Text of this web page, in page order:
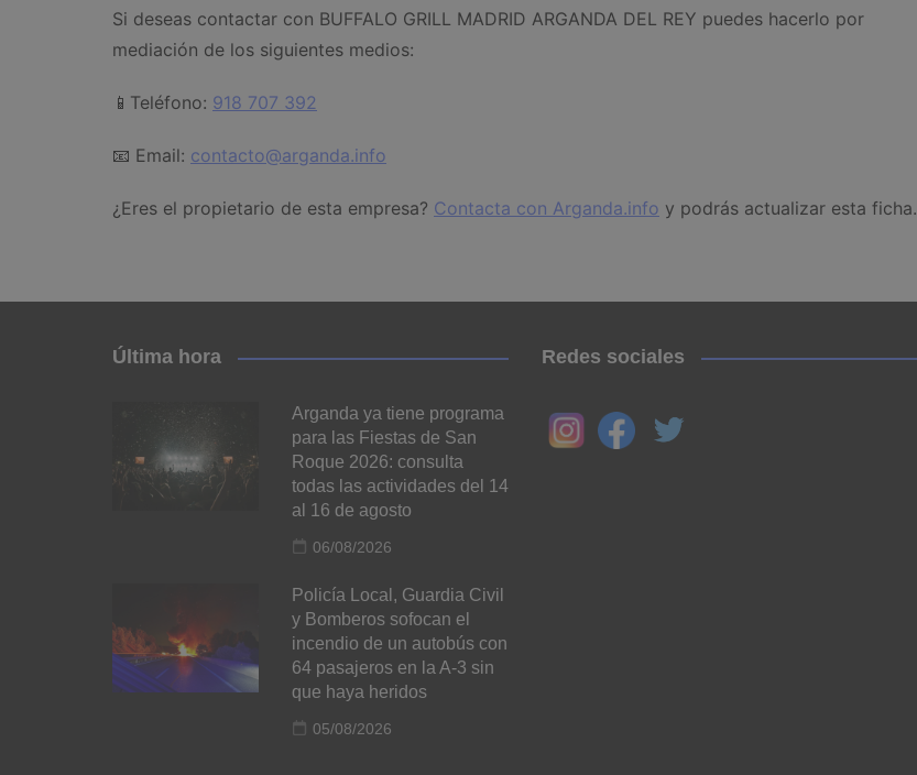
Si deseas contactar con BUFFALO GRILL MADRID ARGANDA DEL REY puedes hacerlo por
mediación de los siguientes medios:
📱Teléfono: 918 707 392
📧 Email: contacto@arganda.info
¿Eres el propietario de esta empresa? Contacta con Arganda.info y podrás actualizar esta ficha.
Última hora
Arganda ya tiene programa
para las Fiestas de San
Roque 2026: consulta
todas las actividades del 14
al 16 de agosto
06/08/2026
Policía Local, Guardia Civil
y Bomberos sofocan el
incendio de un autobús con
64 pasajeros en la A-3 sin
que haya heridos
05/08/2026
Redes sociales